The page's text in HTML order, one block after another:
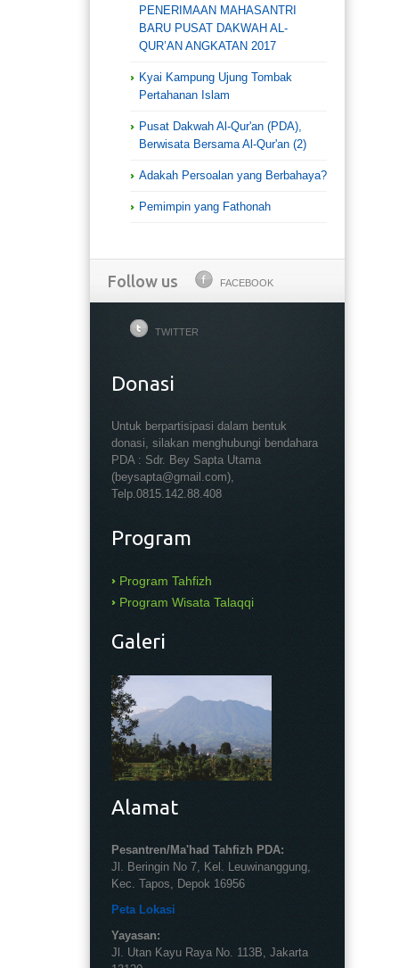
PENERIMAAN MAHASANTRI
BARU PUSAT DAKWAH AL-
QUR’AN ANGKATAN 2017
Kyai Kampung Ujung Tombak
Pertahanan Islam
Pusat Dakwah Al-Qur'an (PDA),
Berwisata Bersama Al-Qur'an (2)
Adakah Persoalan yang Berbahaya?
Pemimpin yang Fathonah
Follow us FACEBOOK
TWITTER
Donasi
Untuk berpartisipasi dalam bentuk
donasi, silakan menghubungi bendahara
PDA : Sdr. Bey Sapta Utama
(beysapta@gmail.com),
Telp.0815.142.88.408
Program
Program Tahfizh
Program Wisata Talaqqi
Galeri
Alamat
Pesantren/Ma'had Tahfizh PDA:
Jl. Beringin No 7, Kel. Leuwinanggung,
Kec. Tapos, Depok 16956
Peta Lokasi
Yayasan:
Jl. Utan Kayu Raya No. 113B, Jakarta